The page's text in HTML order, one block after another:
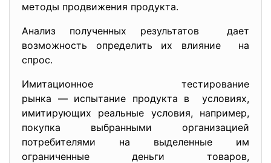
методы продвижения продукта.
Анализ полученных результатов дает
возможность определить их влияние на
спрос.
Имитационное тестирование
рынка — испытание продукта в условиях,
имитирующих реальные условия, например,
покупка выбранными организацией
потребителями на выделенные им
ограниченные деньги товаров,